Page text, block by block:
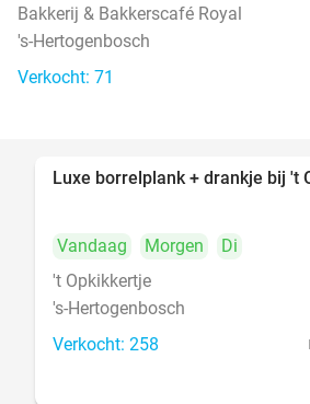
Bakkerij & Bakkerscafé Royal
's-Hertogenbosch
Verkocht: 71
Luxe borrelplank + drankje bij 't
Vandaag Morgen
Di
't Opkikkertje
's-Hertogenbosch
Verkocht: 258